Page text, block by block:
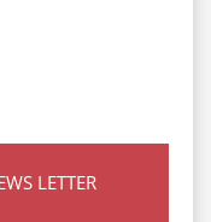
LETTER